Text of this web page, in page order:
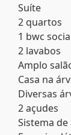
Suíte
2 quartos
1 bwc
2 lavabos
Amplo
Casa na
Diversas
2 açudes
Sistema de